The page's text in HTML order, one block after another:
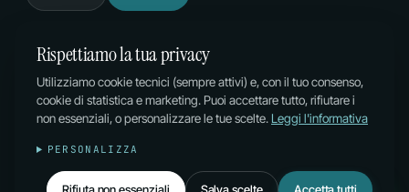
© 2026 PL CONSULTING DI P. LAZZAROTTO & C. SAS ·
P.IVA 02996810210 · SDI M5UXCR1
PRIVACY·COOKIES
Rispettiamo la tua privacy
Utilizziamo cookie tecnici (sempre attivi) e, con il tuo consenso,
cookie di statistica e marketing. Puoi accettare tutto, rifiutare i
non essenziali, o personalizzare le tue scelte. Leggi l'informativa
PERSONALIZZA